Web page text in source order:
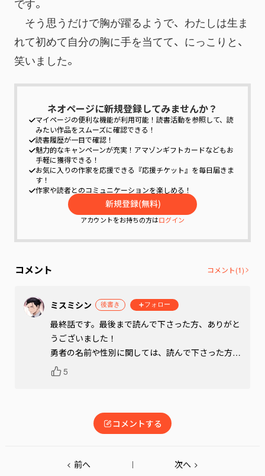
そう思うだけで胸が躍るようで、わたしは生ま
れて初めて自分の胸に手を当てて、にっこりと、
笑いました。
ネオページに新規登録してみませんか？
マイページの便利な機能が利用可能！ 読書活動を参照して、読
みたい作品をスムーズに確認できる！
読書履歴が一目で確認！
魅力的なキャンペーンが充実！ アマゾンギフトカードなどもお
手軽に獲得できる！
お気に入りの作家を応援できる『応援チケット』を毎日届きま
す！
作家や読者とのコミュニケーションを楽しめる！
アカウントをお持ちの方はログイン
コメント コメント(1)
ミスミシン 後書き フォロー
最終話です。最後まで読んで下さった方、ありがと
うございました！
勇者の名前や性別に関しては、読んで下さった方の
イメージに委ねるサムシングのお話でした（実際に
は勇者は己の性別も対価として差し出しているため
5
コメントする
< 前へ ｜ 次へ >